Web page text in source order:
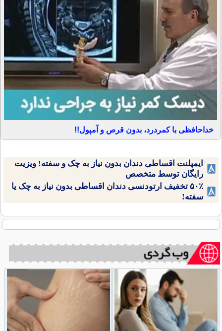
خداحافظی با کمردرد، بدون قرص و آمپول!!
ایمپلنت اقساطی دندان بدون نیاز به چک و سفته! ویزیت
رایگان توسط متخصص
۵۰٪ تخفیف ارتودنسی دندان اقساطی بدون نیاز به چک یا
سفته!